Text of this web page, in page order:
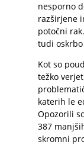
nesporno
razširjene
potočni
tudi
Kot so
težko
katerih le
Opozorili
387
skromni